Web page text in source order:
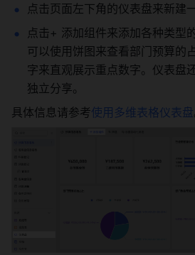
点击页面左下角的仪表盘来新建
点击+ 添加组件来添加各种类型
可以使用饼图来查看部门预算的
字来直观展示重点数字。仪表盘
独立分享。
具体信息请参考使用多维表格仪表盘